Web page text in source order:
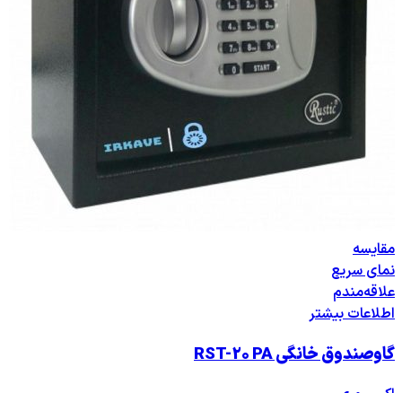
مقایسه
نمای سریع
علاقه‌مندم
اطلاعات بیشتر
گاوصندوق خانگی RST-20 PA